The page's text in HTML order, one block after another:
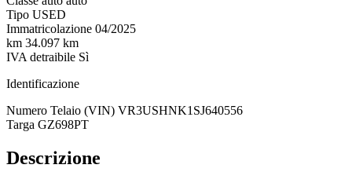
Tipo USED
Immatricolazione 04/2025
km 34.097 km
IVA detraibile Sì
Identificazione
Numero Telaio (VIN) VR3USHNK1SJ640556
Targa GZ698PT
Descrizione